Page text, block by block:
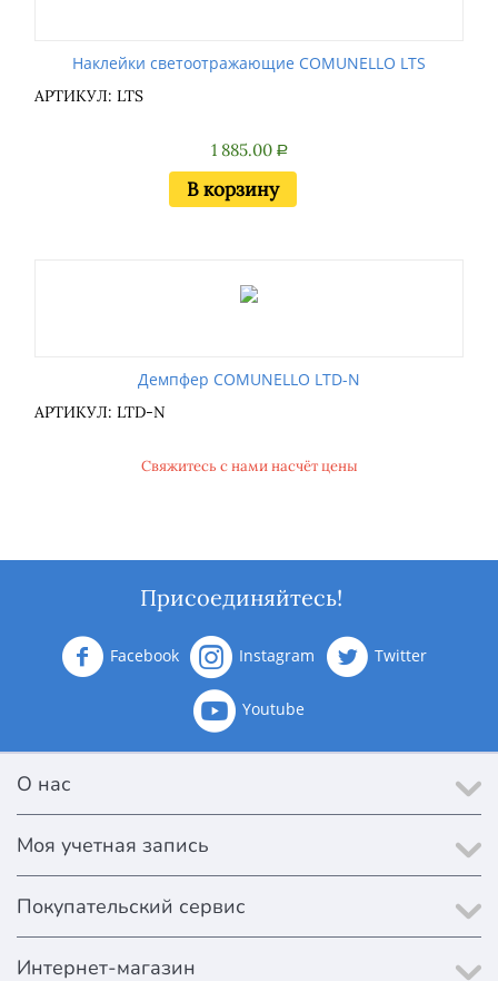
Наклейки светоотражающие COMUNELLO LTS
АРТИКУЛ: LTS
1 885.00 Р
В корзину
Демпфер COMUNELLO LTD-N
АРТИКУЛ: LTD-N
Свяжитесь с нами насчёт цены
Присоединяйтесь!
Facebook Instagram Twitter
Youtube
О нас
Моя учетная запись
Покупательский сервис
Интернет-магазин